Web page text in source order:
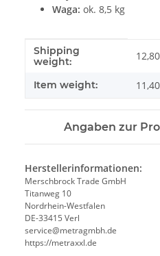
Waga: ok. 8,5 kg
Shipping
weight:
Item weight: 11,40
Angaben zur
Herstellerinformationen:
Merschbrock Trade GmbH
Titanweg 10
Nordrhein-Westfalen
DE-33415 Verl
service@metragmbh.de
https://metraxxl.de